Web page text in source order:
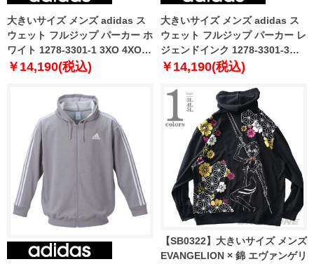
大きいサイズ メンズ adidas ス
ウェット フルジップ パーカー ホ
ワイト 1278-3301-1 3XO 4XO
5XO 6XO 7XO 8XO
￥14,190(税込)
大きいサイズ メンズ adidas ス
ウェット フルジップ パーカー レ
ジェンドインク 1278-3301-3
3XO 4XO 5XO 6XO 7XO 8XO
￥14,190(税込)
【SB0322】大きいサイズ メンズ
EVANGELION × 錦 エヴァンゲリ